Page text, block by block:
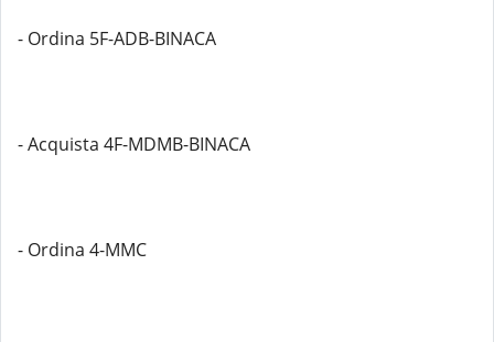
- Ordina 5F-ADB-BINACA
- Acquista 4F-MDMB-BINACA
- Ordina 4-MMC